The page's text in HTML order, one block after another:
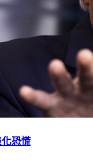
恐慌